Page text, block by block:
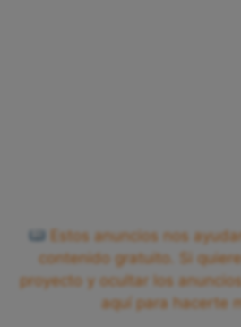
Estos anuncios nos
contenido gratuito. Si
proyecto y ocultar los
aquí para hacerte